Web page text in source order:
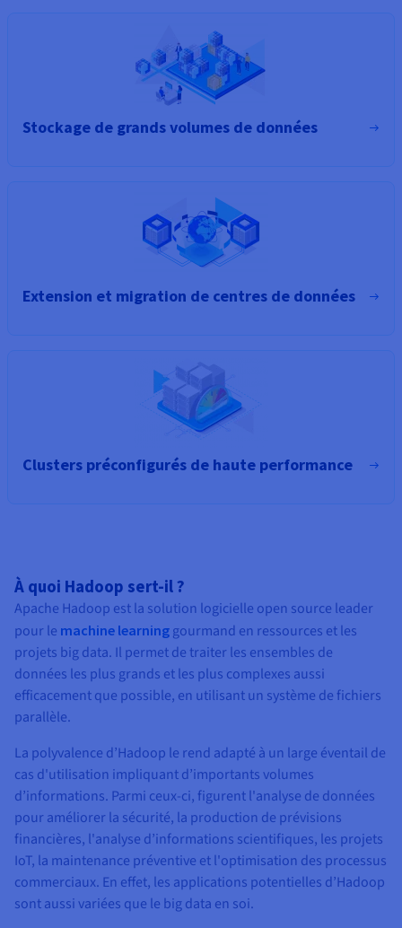
Stockage de grands volumes de données
Extension et migration de centres de données
Clusters préconfigurés de haute performance
À quoi Hadoop sert-il ?
Apache Hadoop est la solution logicielle open source leader
pour le machine learning gourmand en ressources et les
projets big data. Il permet de traiter les ensembles de
données les plus grands et les plus complexes aussi
efficacement que possible, en utilisant un système de fichiers
parallèle.
La polyvalence d’Hadoop le rend adapté à un large éventail de
cas d'utilisation impliquant d’importants volumes
d’informations. Parmi ceux-ci, figurent l'analyse de données
pour améliorer la sécurité, la production de prévisions
financières, l'analyse d’informations scientifiques, les projets
IoT, la maintenance préventive et l'optimisation des processus
commerciaux. En effet, les applications potentielles d’Hadoop
sont aussi variées que le big data en soi.